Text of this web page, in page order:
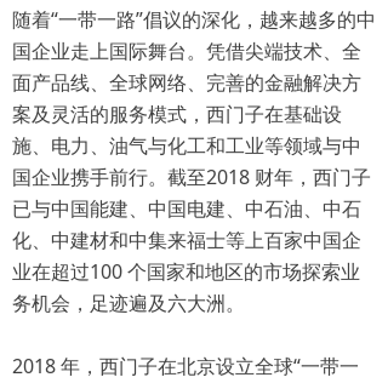
随着“一带一路”倡议的深化，越来越多的中
国企业走上国际舞台。凭借尖端技术、全
面产品线、全球网络、完善的金融解决方
案及灵活的服务模式，西门子在基础设
施、电力、油气与化工和工业等领域与中
国企业携手前行。截至2018 财年，西门子
已与中国能建、中国电建、中石油、中石
化、中建材和中集来福士等上百家中国企
业在超过100 个国家和地区的市场探索业
务机会，足迹遍及六大洲。
2018 年，西门子在北京设立全球“一带一